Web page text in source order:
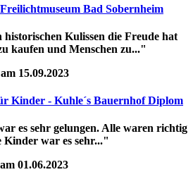
Bad Sobernheim
Kulissen die Freude hat
kaufen und Menschen zu..."
15.09.2023
Kinder - Kuhle´s Bauernhof Diplom
es sehr gelungen. Alle waren richtig
war es sehr..."
01.06.2023